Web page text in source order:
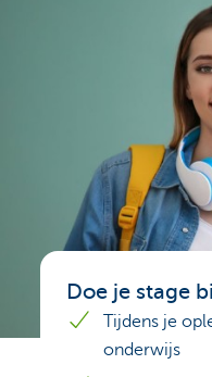
Doe je stage
Tijdens je
onderwijs